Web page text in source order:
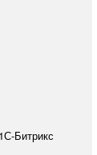
Битрикс